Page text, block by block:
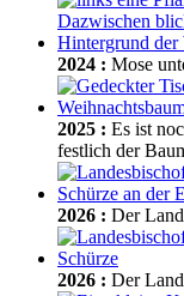
2024 : Mose
2025 : Es ist
festlich der
2026 : Der
2026 : Der